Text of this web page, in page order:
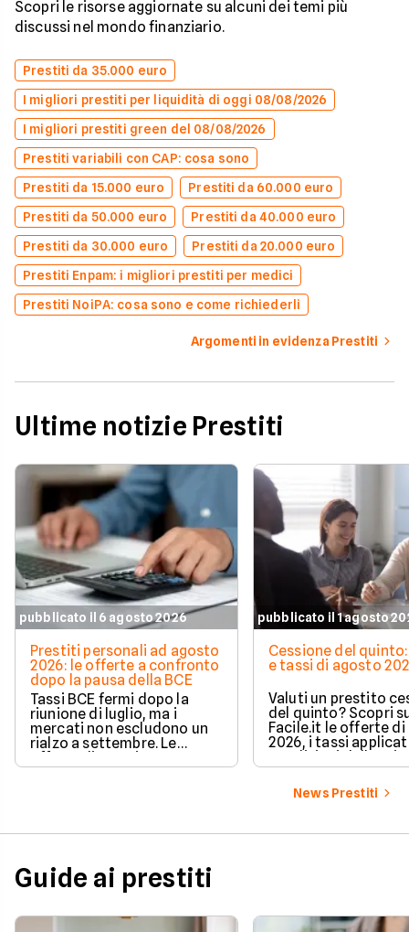
Scopri le risorse aggiornate su alcuni dei temi più
discussi nel mondo finanziario.
Prestiti da 35.000 euro
I migliori prestiti per liquidità di oggi 08/08/2026
I migliori prestiti green del 08/08/2026
Prestiti variabili con CAP: cosa sono
Prestiti da 15.000 euro
Prestiti da 60.000 euro
Prestiti da 50.000 euro
Prestiti da 40.000 euro
Prestiti da 30.000 euro
Prestiti da 20.000 euro
Prestiti Enpam: i migliori prestiti per medici
Prestiti NoiPA: cosa sono e come richiederli
Argomenti in evidenza Prestiti
Ultime notizie Prestiti
pubblicato il 6 agosto 2026
Prestiti personali ad agosto
2026: le offerte a confronto
dopo la pausa della BCE
Tassi BCE fermi dopo la
riunione di luglio, ma i
mercati non escludono un
rialzo a settembre. Le
offerte di prestito
personale di agosto 2026 su
pubblicato il 1 agosto
Cessione del
e tassi di agosto
Valuti un prestito
del quinto? Scopri
Facile.it le offerte
2026, i tassi
condizioni delle
soluzioni disponibili.
News Prestiti
Guide ai prestiti